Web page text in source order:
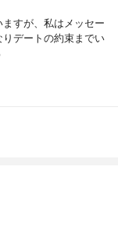
すが、私はメッセー
デートの約束までい